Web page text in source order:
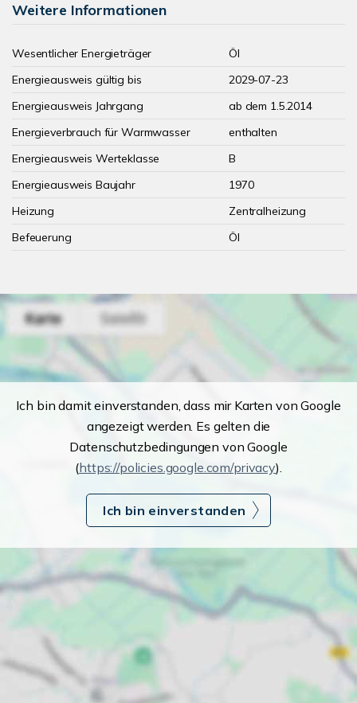
Weitere Informationen
Wesentlicher Energieträger
Öl
Energieausweis gültig bis
2029-07-23
Energieausweis Jahrgang
ab dem 1.5.2014
Energieverbrauch für Warmwasser
enthalten
Energieausweis Werteklasse
B
Energieausweis Baujahr
1970
Heizung
Zentralheizung
Befeuerung
Öl
Ich bin damit einverstanden, dass mir Karten von Google
angezeigt werden. Es gelten die
Datenschutzbedingungen von Google
(https://policies.google.com/privacy).
Ich bin einverstanden